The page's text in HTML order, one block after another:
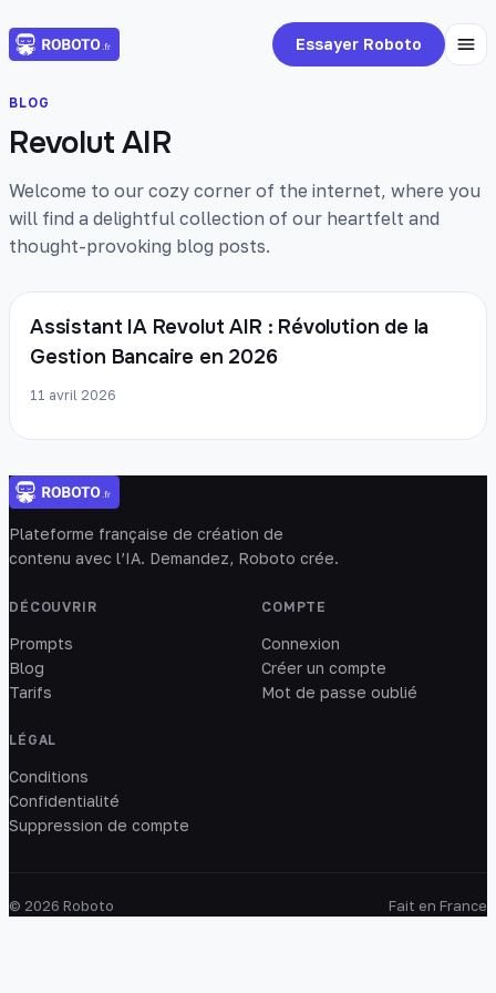
Essayer Roboto
BLOG
Revolut AIR
Welcome to our cozy corner of the internet, where you
will find a delightful collection of our heartfelt and
thought-provoking blog posts.
Assistant IA Revolut AIR : Révolution de la
Gestion Bancaire en 2026
11 avril 2026
Plateforme française de création de
contenu avec l’IA. Demandez, Roboto crée.
DÉCOUVRIR
Prompts
Blog
Tarifs
COMPTE
Connexion
Créer un compte
Mot de passe oublié
LÉGAL
Conditions
Confidentialité
Suppression de compte
© 2026 Roboto Fait en France